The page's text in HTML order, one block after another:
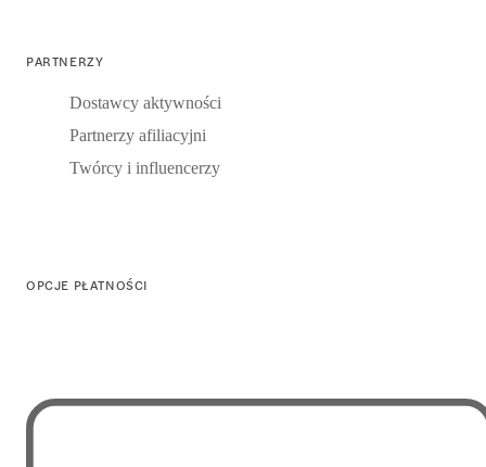
PARTNERZY
Dostawcy aktywności
Partnerzy afiliacyjni
Twórcy i influencerzy
OPCJE PŁATNOŚCI